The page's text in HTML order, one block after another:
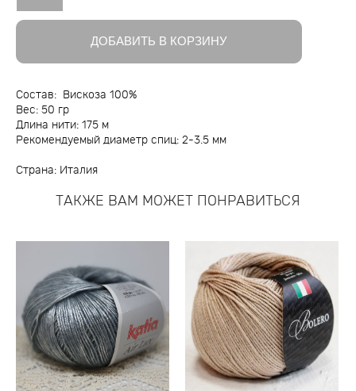
ДОБАВИТЬ В КОРЗИНУ
Состав: Вискоза 100%
Вес: 50 гр
Длина нити: 175 м
Рекомендуемый диаметр спиц: 2-3.5 мм
Страна: Италия
ТАКЖЕ ВАМ МОЖЕТ ПОНРАВИТЬСЯ